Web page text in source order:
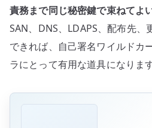
責務まで同じ秘密鍵で束ねてよ
SAN、DNS、LDAPS、配布先、
できれば、自己署名ワイルドカ
ラにとって有用な道具になります